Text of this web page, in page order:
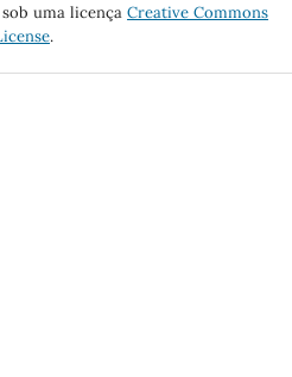
uma licençaCreative Commons
.